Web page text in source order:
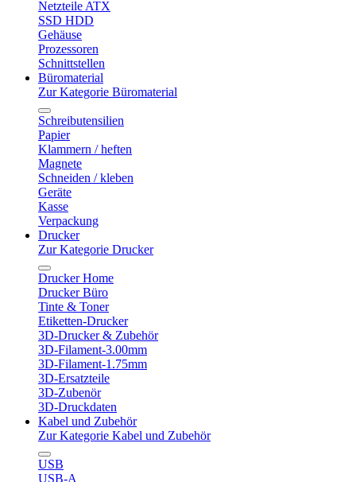
Netzteile ATX
SSD HDD
Gehäuse
Prozessoren
Schnittstellen
Büromaterial
Zur Kategorie Büromaterial
Schreibutensilien
Papier
Klammern / heften
Magnete
Schneiden / kleben
Geräte
Kasse
Verpackung
Drucker
Zur Kategorie Drucker
Drucker Home
Drucker Büro
Tinte & Toner
Etiketten-Drucker
3D-Drucker & Zubehör
3D-Filament-3.00mm
3D-Filament-1.75mm
3D-Ersatzteile
3D-Zubenör
3D-Druckdaten
Kabel und Zubehör
Zur Kategorie Kabel und Zubehör
USB
USB-A